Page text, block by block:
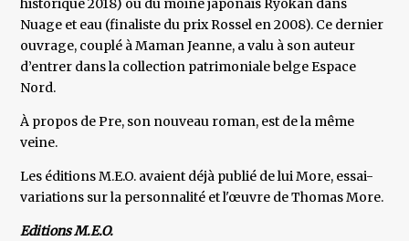
historique 2018) ou du moine japonais Ryōkan dans
Nuage et eau (finaliste du prix Rossel en 2008). Ce dernier
ouvrage, couplé à Maman Jeanne, a valu à son auteur
d’entrer dans la collection patrimoniale belge Espace
Nord.
À propos de Pre, son nouveau roman, est de la même
veine.
Les éditions M.E.O. avaient déjà publié de lui More, essai-
variations sur la personnalité et l'œuvre de Thomas More.
Editions M.E.O.